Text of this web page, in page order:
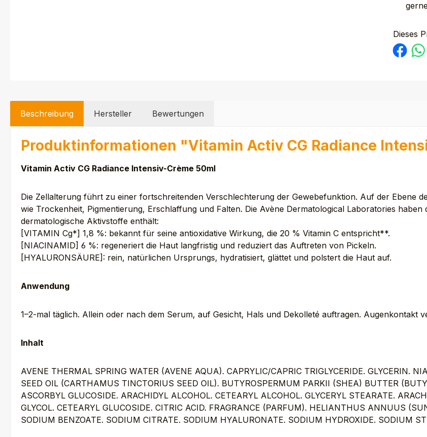
Dieses
Beschreibung Hersteller Bewertungen
Produktinformationen "Vitamin Activ CG Radiance
Vitamin Activ CG Radiance Intensiv-Crème 50ml
Die Zellalterung führt zu einer fortschreitenden Verschlechterung der Gewebefunktion. Auf der Ebene
wie Trockenheit, Pigmentierung, Erschlaffung und Falten. Die Avène Dermatological Laboratories
dermatologische Aktivstoffe enthält:
[VITAMIN Cg*] 1,8 %: bekannt für seine antioxidative Wirkung, die 20 % Vitamin C entspricht**.
[NIACINAMID] 6 %: regeneriert die Haut langfristig und reduziert das Auftreten von Pickeln.
[HYALURONSÄURE]: rein, natürlichen Ursprungs, hydratisiert, glättet und polstert die Haut auf.
Anwendung
1–2-mal täglich. Allein oder nach dem Serum, auf Gesicht, Hals und Dekolleté auftragen. Augenkontakt
Inhalt
AVENE THERMAL SPRING WATER (AVENE AQUA). CAPRYLIC/CAPRIC TRIGLYCERIDE. GLYCERIN.
SEED OIL (CARTHAMUS TINCTORIUS SEED OIL). BUTYROSPERMUM PARKII (SHEA) BUTTER
ASCORBYL GLUCOSIDE. ARACHIDYL ALCOHOL. CETEARYL ALCOHOL. GLYCERYL STEARATE.
GLYCOL. CETEARYL GLUCOSIDE. CITRIC ACID. FRAGRANCE (PARFUM). HELIANTHUS ANNUUS
SODIUM BENZOATE. SODIUM CITRATE. SODIUM HYALURONATE. SODIUM HYDROXIDE. SODIUM